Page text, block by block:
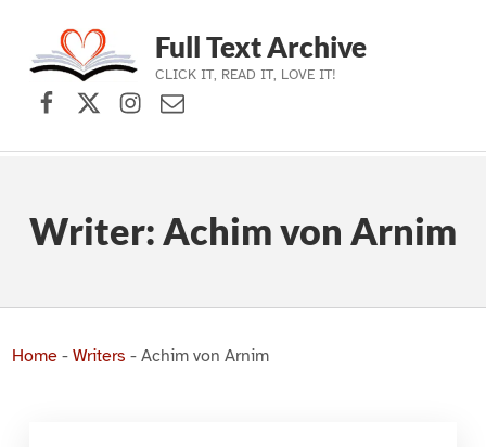
Skip to main navigation
Skip to main content
Skip to footer
Full Text Archive
CLICK IT, READ IT, LOVE IT!
Facebook
X (formerly Twitter)
Instagram
Contact Us
Writer: Achim von Arnim
Home- Writers - Achim von Arnim